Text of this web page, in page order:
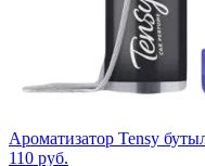
Ароматизатор Tensy
110 руб.